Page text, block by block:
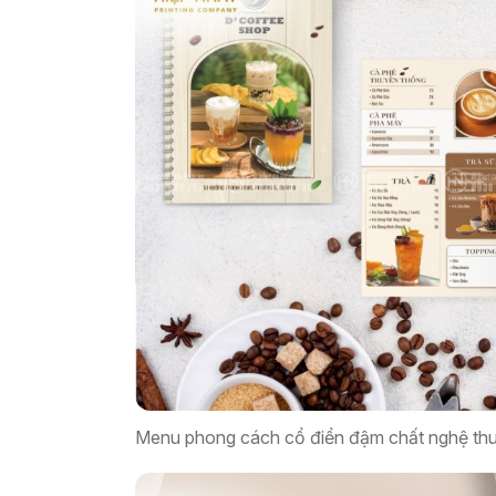
Menu phong cách cổ điển đậm chất nghệ